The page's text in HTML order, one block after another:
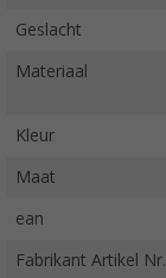
Geslacht
Materiaal
Kleur
Maat
ean
Fabrikant Artikel Nr.